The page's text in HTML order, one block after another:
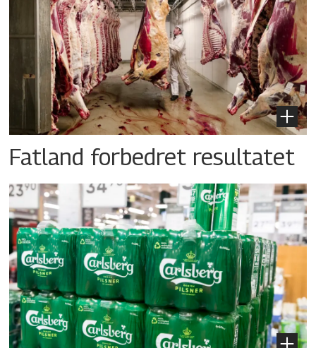
Fatland forbedret resultatet